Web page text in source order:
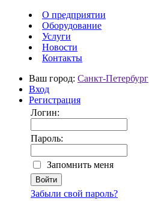
О предприятии
Оборудование
Услуги
Новости
Контакты
Ваш город: Санкт-Петербург
Вход
Регистрация
Логин:
Пароль:
Запомнить меня
Забыли свой пароль?